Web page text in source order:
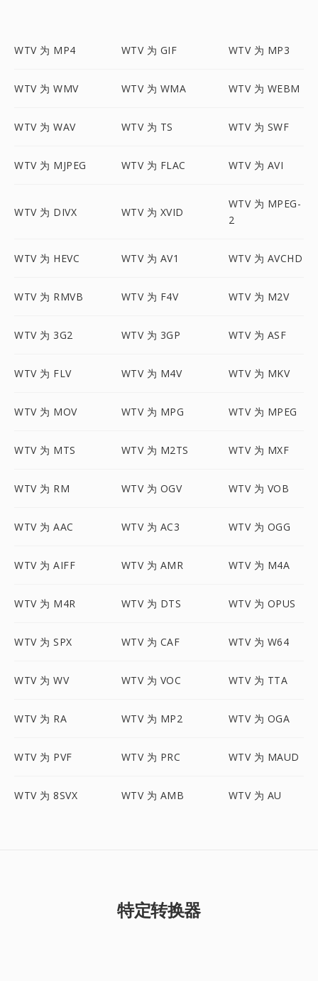
WTV 为 MP4 WTV 为 GIF WTV 为 MP3
WTV 为 WMV WTV 为 WMA WTV 为 WEBM
WTV 为 WAV WTV 为 TS WTV 为 SWF
WTV 为 MJPEG WTV 为 FLAC WTV 为 AVI
WTV 为 DIVX WTV 为 XVID
WTV 为 MPEG-
2
WTV 为 HEVC WTV 为 AV1 WTV 为 AVCHD
WTV 为 RMVB WTV 为 F4V WTV 为 M2V
WTV 为 3G2 WTV 为 3GP WTV 为 ASF
WTV 为 FLV WTV 为 M4V WTV 为 MKV
WTV 为 MOV WTV 为 MPG WTV 为 MPEG
WTV 为 MTS WTV 为 M2TS WTV 为 MXF
WTV 为 RM WTV 为 OGV WTV 为 VOB
WTV 为 AAC WTV 为 AC3 WTV 为 OGG
WTV 为 AIFF WTV 为 AMR WTV 为 M4A
WTV 为 M4R WTV 为 DTS WTV 为 OPUS
WTV 为 SPX WTV 为 CAF WTV 为 W64
WTV 为 WV WTV 为 VOC WTV 为 TTA
WTV 为 RA WTV 为 MP2 WTV 为 OGA
WTV 为 PVF WTV 为 PRC WTV 为 MAUD
WTV 为 8SVX WTV 为 AMB WTV 为 AU
特定转换器